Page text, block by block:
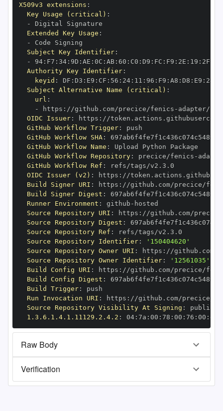
X509v3 extensions :
Key Usage (critical) :
-
Extended Key Usage :
-
Subject Key Identifier:
-
94: F7 : 34: 9D : AE : 0C : AB: 60 : C0 : D9 : FC : F9 : 2E : 19 : 2F
Authority Key Identifier:
keyid : DF : D3 : E9 : CF : 56 : 24: 11 : 96 : F9 : A8 : D8 : E9 : 28
Subject Alternative Name (critical) :
url :
-
https : //github.com/precice/fenics -
OIDC Issuer: https :
GitHub Workflow Trigger:
GitHub Workflow SHA:
GitHub Workflow Name :
GitHub Workflow Repository: precice/fenics -
GitHub Workflow Ref :
OIDC Issuer (v2) : https :
Build Signer URI : https : //github.com/precice/
Build Signer Digest :
Runner Environment : github -
Source Repository URI : https : //github.com/
Source Repository Digest :
Source Repository Ref :
Source Repository Identifier:
'150404620'
Source Repository Owner URI : https :
Source Repository Owner Identifier:
'12561035'
Build Config URI : https : //github.com/precice/
Build Config Digest :
Build Trigger:
Run Invocation URI : https : //github.com/precice/
Source Repository Visibility At Signing :
1.3.6.1.4.1.11129.2.4.2 : 04: 7a : 00 : 78 : 00 : 76 : 00 : dd
Raw Body
Verification